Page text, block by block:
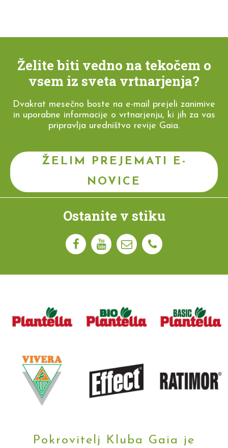
Želite biti vedno na tekočem o
vsem iz sveta vrtnarjenja?
Dvakrat mesečno boste na e-mail prejeli zanimive
in uporabne informacije o vrtnarjenju, ki jih za vas
pripravlja uredništvo revije Gaia.
ŽELIM PREJEMATI E-
NOVICE
Ostanite v stiku
Pokrovitelj Kluba Gaia je